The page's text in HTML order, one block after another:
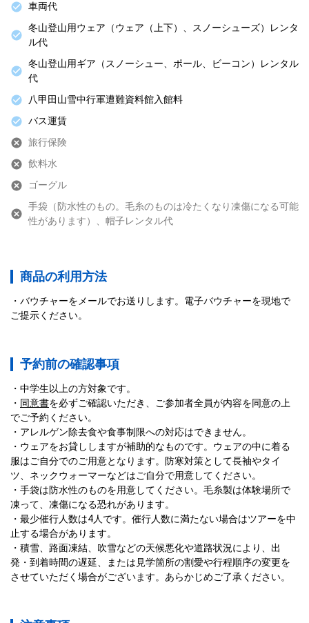
車両代
冬山登山用ウェア（ウェア（上下）、スノーシューズ）レンタ
ル代
冬山登山用ギア（スノーシュー、ポール、ビーコン）レンタル
代
八甲田山雪中行軍遭難資料館入館料
バス運賃
旅行保険
飲料水
ゴーグル
手袋（防水性のもの。毛糸のものは冷たくなり凍傷になる可能
性があります）、帽子レンタル代
商品の利用方法
バウチャーをメールでお送りします。電子バウチャーを現地で
ご提示ください。
予約前の確認事項
中学生以上の方対象です。
同意書を必ずご確認いただき、ご参加者全員が内容を同意の上
でご予約ください。
アレルゲン除去食や食事制限への対応はできません。
ウェアをお貸ししますが補助的なものです。ウェアの中に着る
服はご自分でのご用意となります。防寒対策として長袖やタイ
ツ、ネックウォーマーなどはご自分で用意してください。
手袋は防水性のものを用意してください。毛糸製は体験場所で
凍って、凍傷になる恐れがあります。
最少催行人数は4人です。催行人数に満たない場合はツアーを中
止する場合があります。
積雪、路面凍結、吹雪などの天候悪化や道路状況により、出
発・到着時間の遅延、または見学箇所の割愛や行程順序の変更を
させていただく場合がございます。あらかじめご了承ください。